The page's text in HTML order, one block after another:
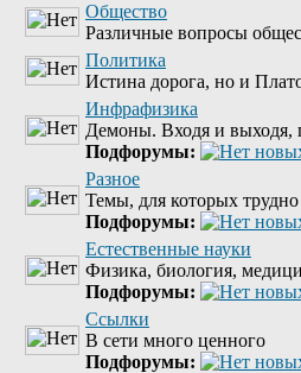
Общество
Различные вопросы
Политика
Истина дорога, но и
Инфрафизика
Демоны. Входя и выходя,
Подфорумы:
Разное
Темы, для которых
Подфорумы:
Естественные науки
Физика, биология,
Подфорумы:
Ссылки
В сети много ценного
Подфорумы: